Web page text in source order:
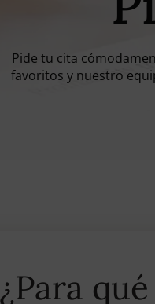
Pide tu cita
favoritos y nuestro
¿Para